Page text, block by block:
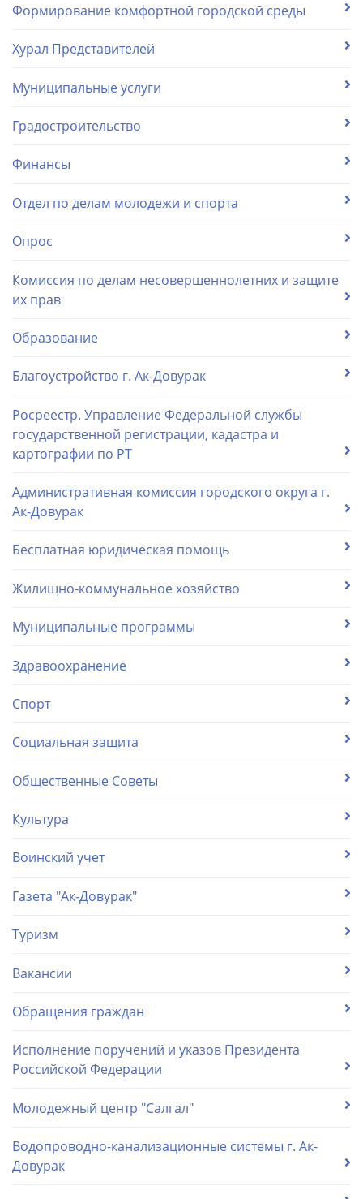
Формирование комфортной городской среды
Хурал Представителей
Муниципальные услуги
Градостроительство
Финансы
Отдел по делам молодежи и спорта
Опрос
Комиссия по делам несовершеннолетних и защите
их прав
Образование
Благоустройство г. Ак-Довурак
Росреестр. Управление Федеральной службы
государственной регистрации, кадастра и
картографии по РТ
Административная комиссия городского округа г.
Ак-Довурак
Бесплатная юридическая помощь
Жилищно-коммунальное хозяйство
Муниципальные программы
Здравоохранение
Спорт
Социальная защита
Общественные Советы
Культура
Воинский учет
Газета "Ак-Довурак"
Туризм
Вакансии
Обращения граждан
Исполнение поручений и указов Президента
Российской Федерации
Молодежный центр "Салгал"
Водопроводно-канализационные системы г. Ак-
Довурак